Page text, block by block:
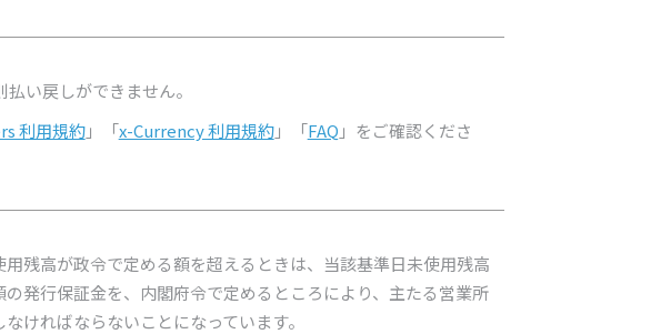
い戻しができません。
利用規約」「x-Currency 利用規約」「FAQ 」をご確認くださ
残高が政令で定める額を超えるときは、当該基準日未使用残高
発行保証金を、内閣府令で定めるところにより、主たる営業所
ければならないことになっています。